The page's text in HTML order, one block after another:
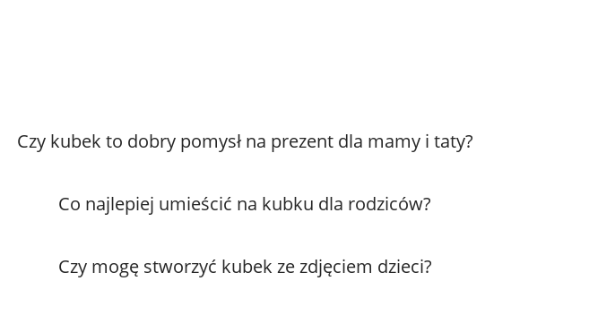
Czy kubek to dobry pomysł na prezent dla mamy i taty?
Co najlepiej umieścić na kubku dla rodziców?
Czy mogę stworzyć kubek ze zdjęciem dzieci?